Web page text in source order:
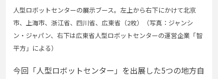
⼈型ロボットセンターの展⽰ブース。左上から右下にかけて北京
市、上海市、浙江省、四川省、広東省（2枚）（写真： ジャンシ
ン・ジャパン、右下は広東省⼈型ロボットセンターの運営企業「智
平⽅」による）
今回「⼈型ロボットセンター」を出展した5つの地⽅⾃